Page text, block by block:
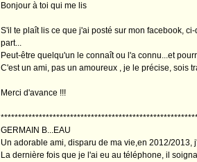
Bonjour à toi qui me lis
S'il te plaît lis ce que j'ai posté sur mon facebook,
part...
Peut-être quelqu'un le connaît ou l'a connu...et
C'est un ami, pas un amoureux , je le précise, sois
Merci d'avance !!!
GERMAIN B...EAU
Un adorable ami, disparu de ma vie,en 2012/2013,
La dernière fois que je l'ai eu au téléphone, il